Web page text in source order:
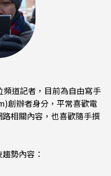
道記者，目前為自由寫手
創辦者身分，平常喜歡電
相關內容，也喜歡隨手撰
勢內容：